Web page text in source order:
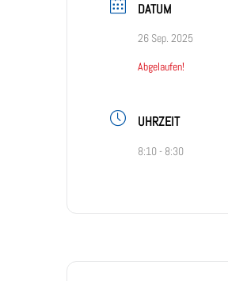
DATUM
26 Sep. 2025
Abgelaufen!
UHRZEIT
8:10 - 8:30